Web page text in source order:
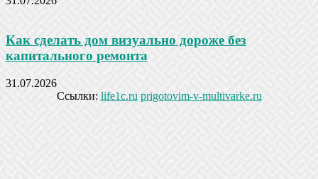
Как сделать дом визуально дороже без
капитального ремонта
31.07.2026
Ссылки: life1c.ru prigotovim-v-multivarke.ru